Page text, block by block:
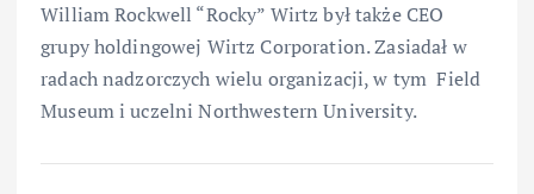
William Rockwell “Rocky” Wirtz był także CEO
grupy holdingowej Wirtz Corporation. Zasiadał w
radach nadzorczych wielu organizacji, w tym Field
Museum i uczelni Northwestern University.